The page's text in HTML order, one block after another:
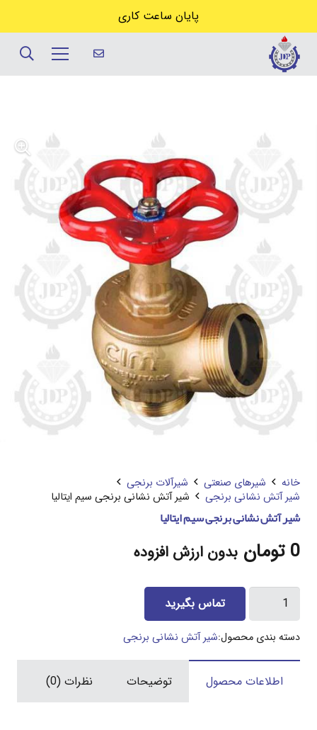
خانه شیرهای صنعتی
شیرآلات برنجی
شیر آتش نشانی برنجی
شیر آتش نشانی برنجی سیم ایتالیا
شیر آتش نشانی برنجی سیم ایتالیا
0 تومان بدون ارزش افزوده
شیر
نشانی
ایتالیا
تماس بگیرید
دسته بندی محصول:شیر آتش نشانی برنجی
اطلاعات محصول توضیحات نظرات (0)
پایان ساعت کاری